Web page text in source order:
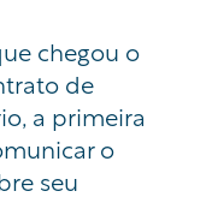
chegou o
de
a primeira
o
seu